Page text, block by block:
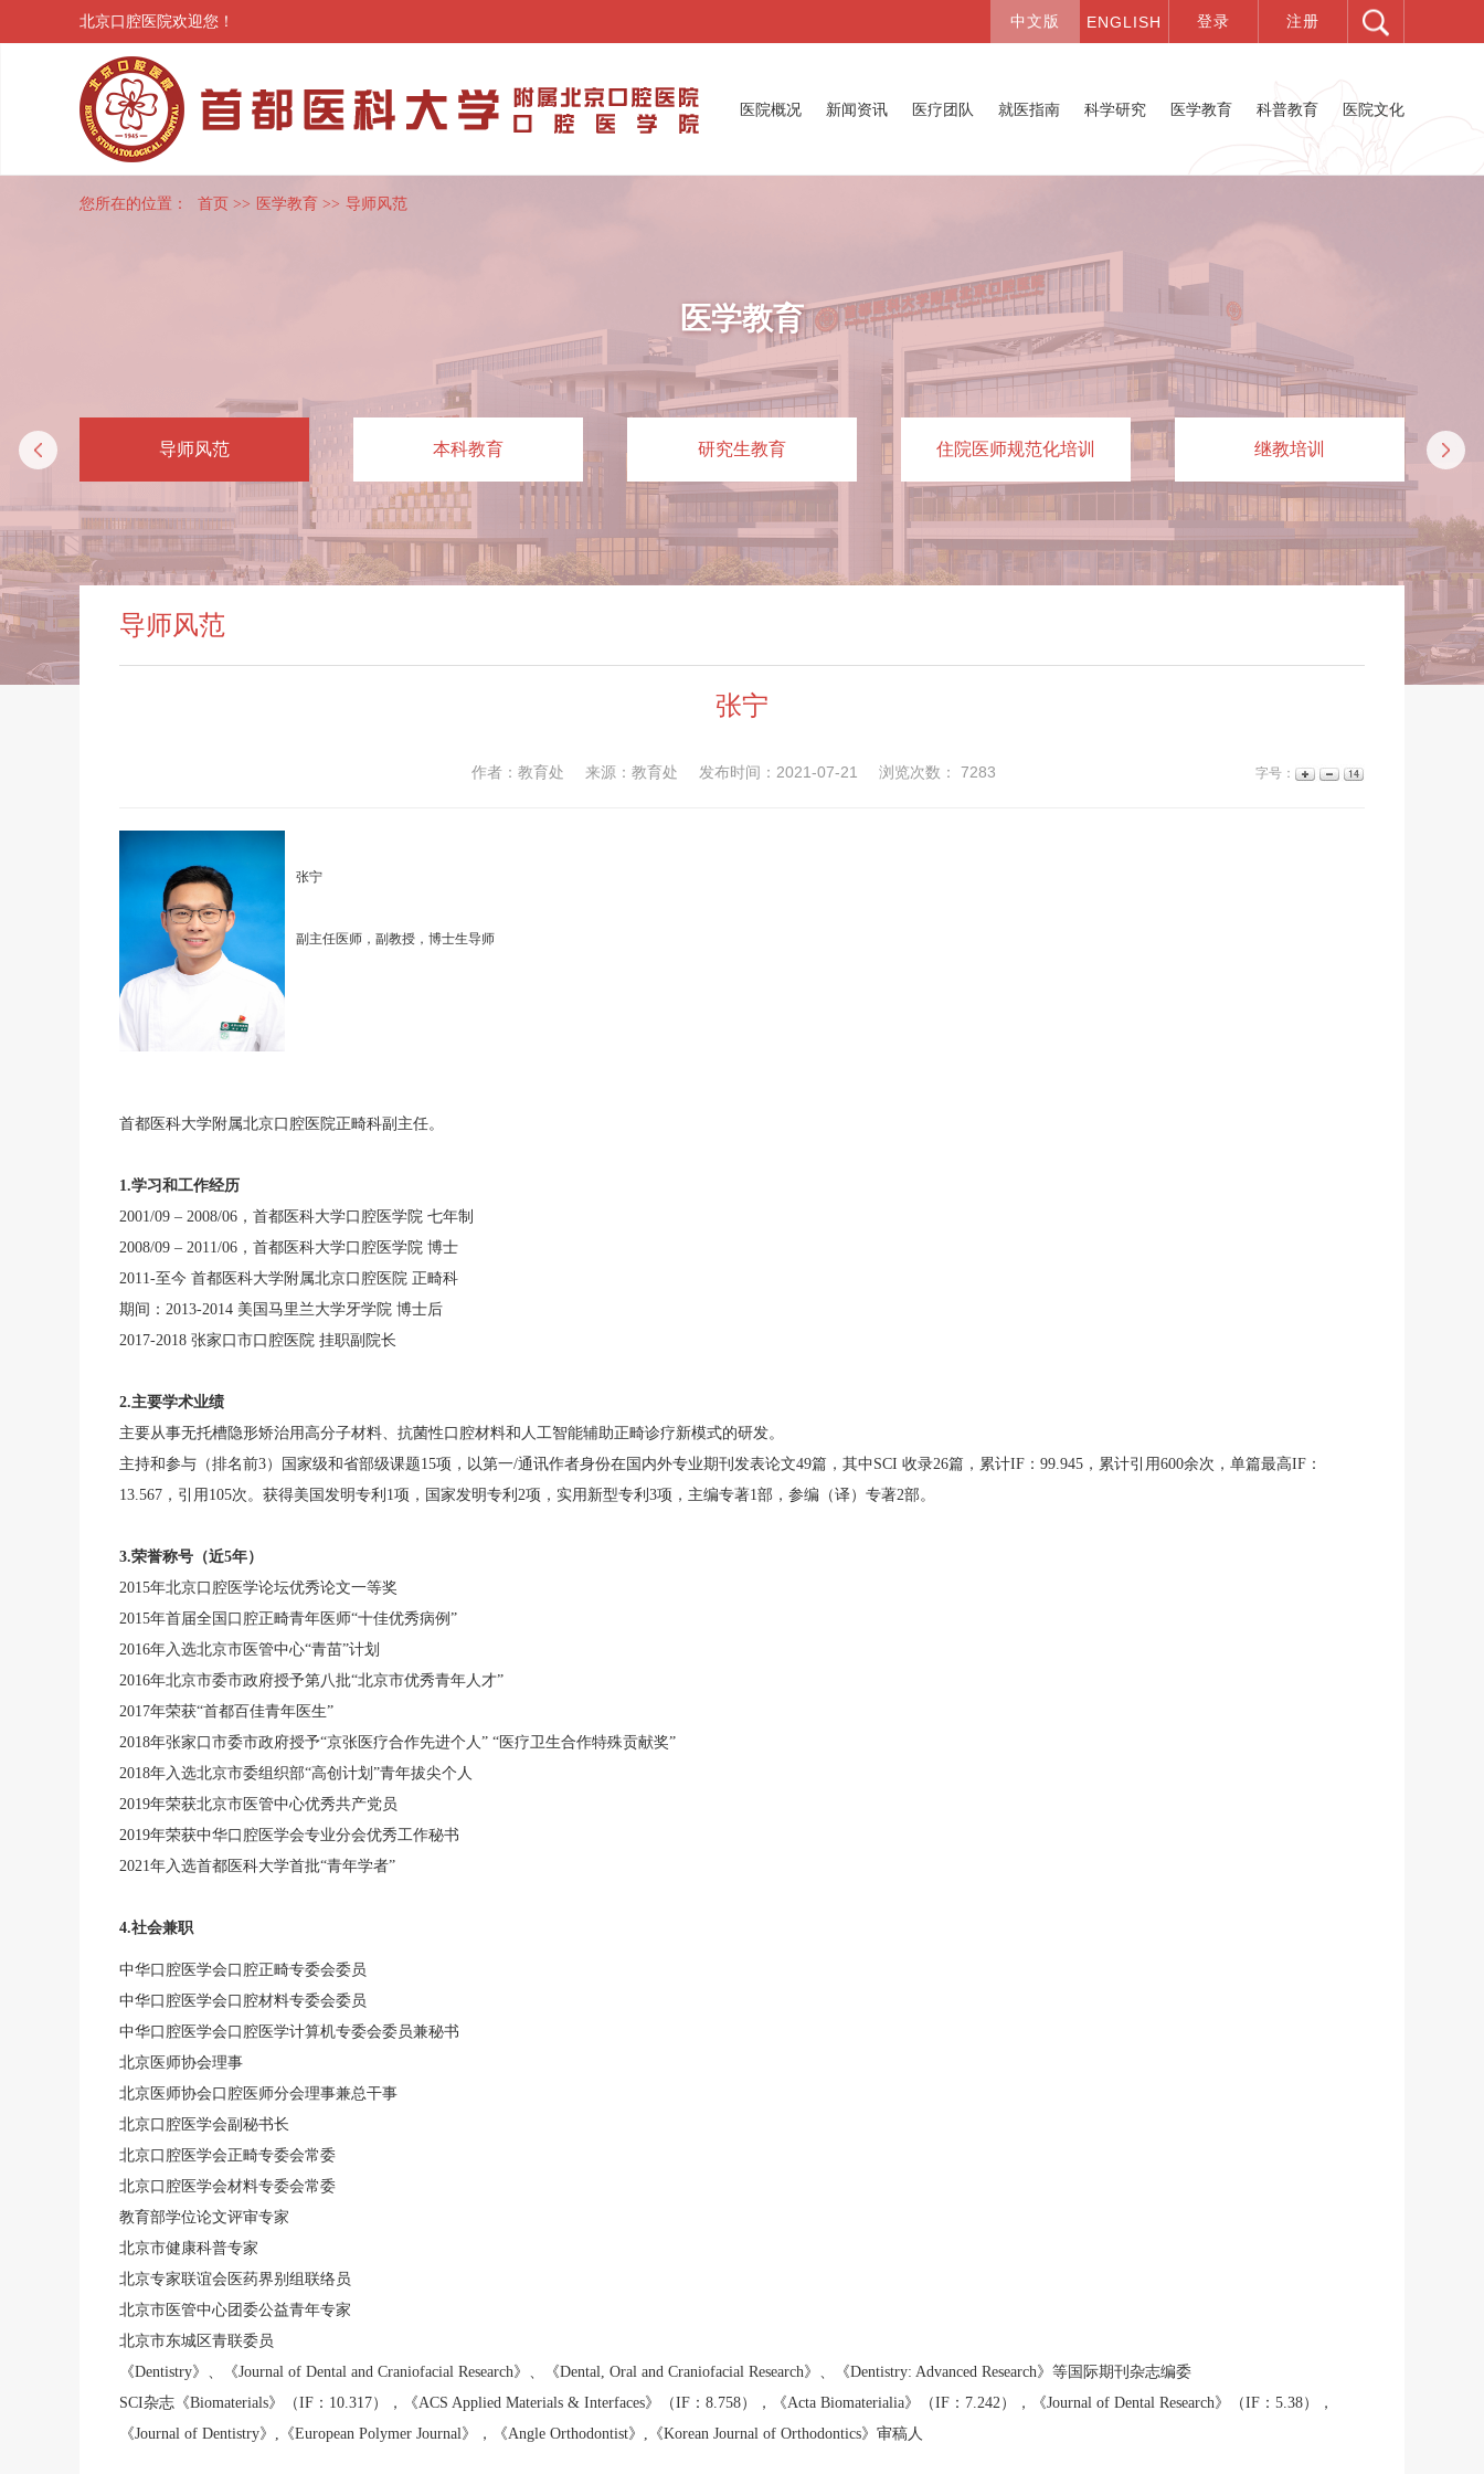
北京口腔医院欢迎您！
医院概况 新闻资讯 医疗团队 就医指南 科学研究 医学教育 科普教育 医院文化
您所在的位置： 首页 >> 医学教育 >> 导师风范
医学教育
导师风范 本科教育 研究生教育 住院医师规范化培训 继教培训
导师风范
张宁
作者：教育处 来源：教育处 发布时间：2021-07-21 浏览次数： 7283 字号：
张宁
副主任医师，副教授，博士生导师
首都医科大学附属北京口腔医院正畸科副主任。
1.学习和工作经历
2001/09 – 2008/06，首都医科大学口腔医学院 七年制
2008/09 – 2011/06，首都医科大学口腔医学院 博士
2011-至今 首都医科大学附属北京口腔医院 正畸科
期间：2013-2014 美国马里兰大学牙学院 博士后
2017-2018 张家口市口腔医院 挂职副院长
2.主要学术业绩
主要从事无托槽隐形矫治用高分子材料、抗菌性口腔材料和人工智能辅助正畸诊疗新模式的研发。
主持和参与（排名前3）国家级和省部级课题15项，以第一/通讯作者身份在国内外专业期刊发表论文49篇，其中SCI 收录26篇，累计IF：99.945，累计引用600余次，单篇最高IF：
13.567，引用105次。获得美国发明专利1项，国家发明专利2项，实用新型专利3项，主编专著1部，参编（译）专著2部。
3.荣誉称号（近5年）
2015年北京口腔医学论坛优秀论文一等奖
2015年首届全国口腔正畸青年医师“十佳优秀病例”
2016年入选北京市医管中心“青苗”计划
2016年北京市委市政府授予第八批“北京市优秀青年人才”
2017年荣获“首都百佳青年医生”
2018年张家口市委市政府授予“京张医疗合作先进个人” “医疗卫生合作特殊贡献奖”
2018年入选北京市委组织部“高创计划”青年拔尖个人
2019年荣获北京市医管中心优秀共产党员
2019年荣获中华口腔医学会专业分会优秀工作秘书
2021年入选首都医科大学首批“青年学者”
4.社会兼职
中华口腔医学会口腔正畸专委会委员
中华口腔医学会口腔材料专委会委员
中华口腔医学会口腔医学计算机专委会委员兼秘书
北京医师协会理事
北京医师协会口腔医师分会理事兼总干事
北京口腔医学会副秘书长
北京口腔医学会正畸专委会常委
北京口腔医学会材料专委会常委
教育部学位论文评审专家
北京市健康科普专家
北京专家联谊会医药界别组联络员
北京市医管中心团委公益青年专家
北京市东城区青联委员
《Dentistry》、《Journal of Dental and Craniofacial Research》、《Dental, Oral and Craniofacial Research》、《Dentistry: Advanced Research》等国际期刊杂志编委
SCI杂志《Biomaterials》（IF：10.317），《ACS Applied Materials & Interfaces》（IF：8.758），《Acta Biomaterialia》（IF：7.242），《Journal of Dental Research》（IF：5.38），
《Journal of Dentistry》,《European Polymer Journal》，《Angle Orthodontist》,《Korean Journal of Orthodontics》审稿人